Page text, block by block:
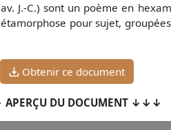
J.-C.) sont un poème en
pour sujet,
Obtenir ce document
DU DOCUMENT ↓↓↓